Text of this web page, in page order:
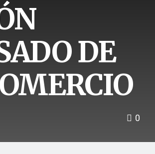
DE
0